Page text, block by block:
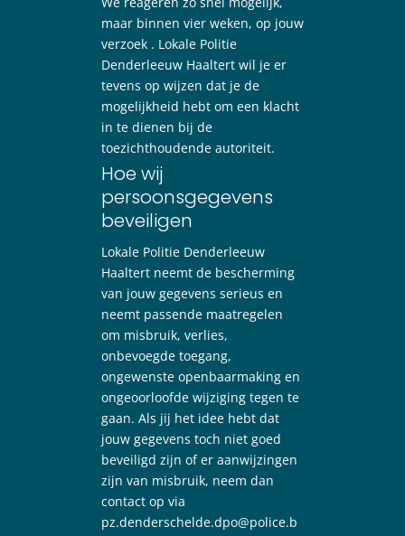
maar binnen vier weken, op jouw
verzoek . Lokale Politie
Denderleeuw Haaltert wil je er
tevens op wijzen dat je de
mogelijkheid hebt om een klacht
in te dienen bij de
toezichthoudende autoriteit.
Hoe wij
persoonsgegevens
beveiligen
Lokale Politie Denderleeuw
Haaltert neemt de bescherming
van jouw gegevens serieus en
neemt passende maatregelen
om misbruik, verlies,
onbevoegde toegang,
ongewenste openbaarmaking en
ongeoorloofde wijziging tegen te
gaan. Als jij het idee hebt dat
jouw gegevens toch niet goed
beveiligd zijn of er aanwijzingen
zijn van misbruik, neem dan
contact op via
pz.denderschelde.dpo@police.b